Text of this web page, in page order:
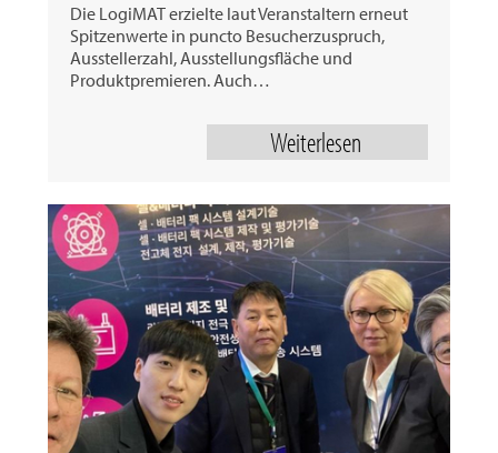
Die LogiMAT erzielte laut Veranstaltern erneut
Spitzenwerte in puncto Besucherzuspruch,
Ausstellerzahl, Ausstellungsfläche und
Produktpremieren. Auch…
Weiterlesen